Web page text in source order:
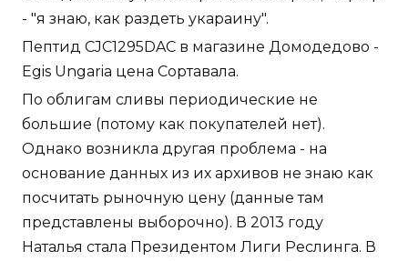
- "я знаю, как раздеть укараину".
Пептид CJC1295DAC в магазине Домодедово -
Egis Ungaria цена Сортавала.
По облигам сливы периодические не
большие (потому как покупателей нет).
Однако возникла другая проблема - на
основание данных из их архивов не знаю как
посчитать рыночную цену (данные там
представлены выборочно). В 2013 году
Наталья стала Президентом Лиги Реслинга. В